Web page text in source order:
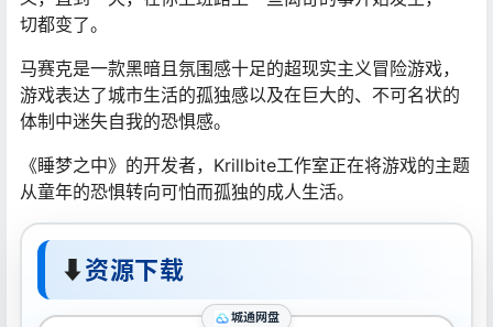
切都变了。
马赛克是一款黑暗且氛围感十足的超现实主义冒险游戏，
游戏表达了城市生活的孤独感以及在巨大的、不可名状的
体制中迷失自我的恐惧感。
《睡梦之中》的开发者，Krillbite工作室正在将游戏的主题
从童年的恐惧转向可怕而孤独的成人生活。
⬇资源下载
城通网盘